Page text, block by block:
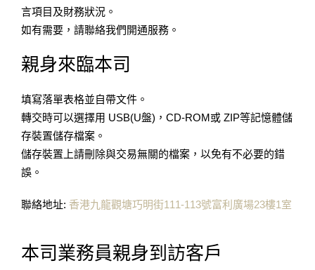
言項目及財務狀況。
如有需要，請聯絡我們開通服務。
親身來臨本司
填寫落單表格並自帶文件。
轉交時可以選擇用 USB(U盤)，CD-ROM或 ZIP等記憶體儲
存裝置儲存檔案。
儲存裝置上請刪除與交易無關的檔案，以免有不必要的錯
誤。
聯絡地址: 香港九龍觀塘巧明街111-113號富利廣場23樓1室
本司業務員親身到訪客戶